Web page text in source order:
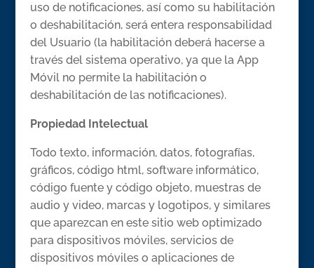
uso de notificaciones, así como su habilitación
o deshabilitación, será entera responsabilidad
del Usuario (la habilitación deberá hacerse a
través del sistema operativo, ya que la App
Móvil no permite la habilitación o
deshabilitación de las notificaciones).
Propiedad Intelectual
Todo texto, información, datos, fotografías,
gráficos, código html, software informático,
código fuente y código objeto, muestras de
audio y video, marcas y logotipos, y similares
que aparezcan en este sitio web optimizado
para dispositivos móviles, servicios de
dispositivos móviles o aplicaciones de